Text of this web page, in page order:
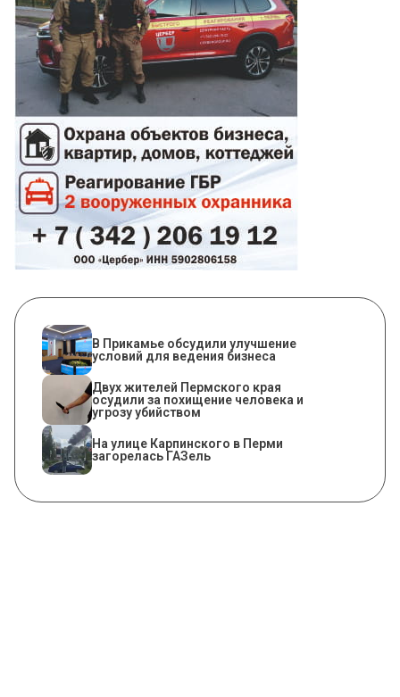
В Прикамье обсудили улучшение
условий для ведения бизнеса
Двух жителей Пермского края
осудили за похищение человека и
угрозу убийством
На улице Карпинского в Перми
загорелась ГАЗель